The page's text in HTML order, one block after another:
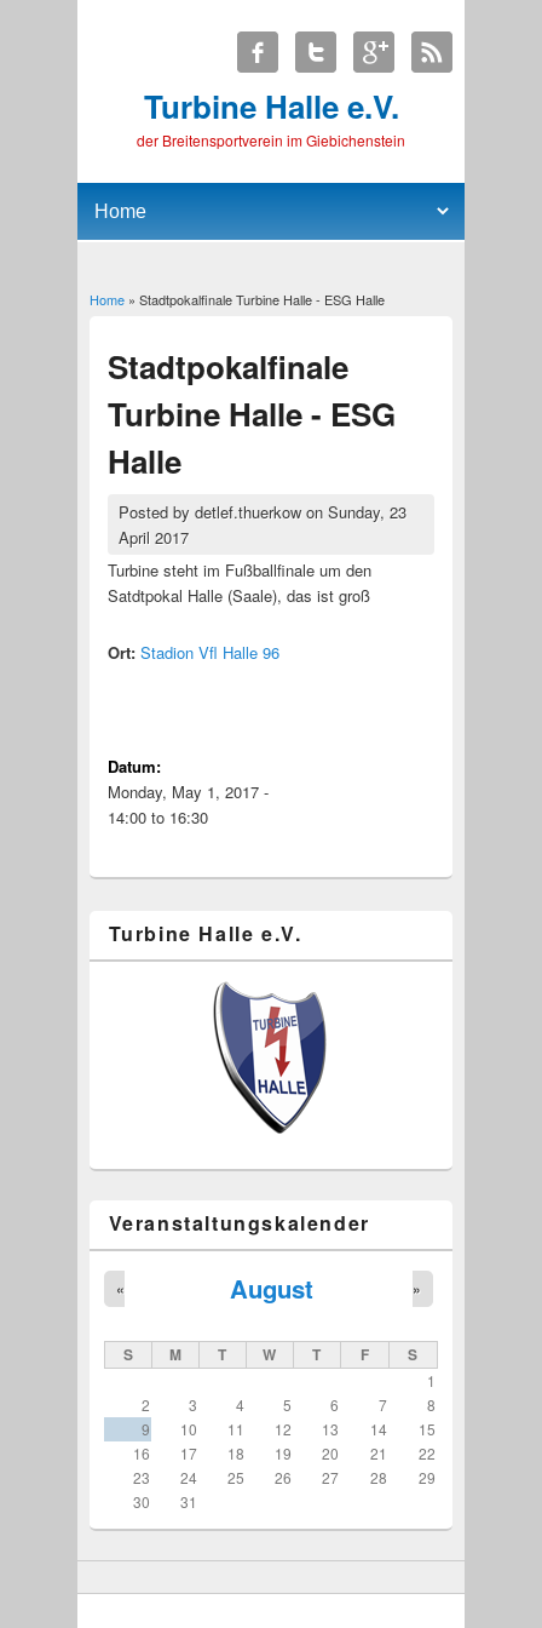
Turbine Halle e.V.
der Breitensportverein im Giebichenstein
You are here
Home» Stadtpokalfinale Turbine Halle - ESG Halle
Stadtpokalfinale
Turbine Halle - ESG
Halle
Posted by detlef.thuerkowon Sunday, 23
April 2017
Turbine steht im Fußballfinale um den
Satdtpokal Halle (Saale), das ist groß
Ort: Stadion Vfl Halle 96
Datum:
Monday, May 1, 2017 -
14:00to 16:30
Turbine Halle e.V.
Veranstaltungskalender
August
« »
S M T W T F S
1
2
3 4 5 6 7
8
9
10 11 12 13 14
15
16
17 18 19 20 21
22
23
24 25 26 27 28
29
30
31